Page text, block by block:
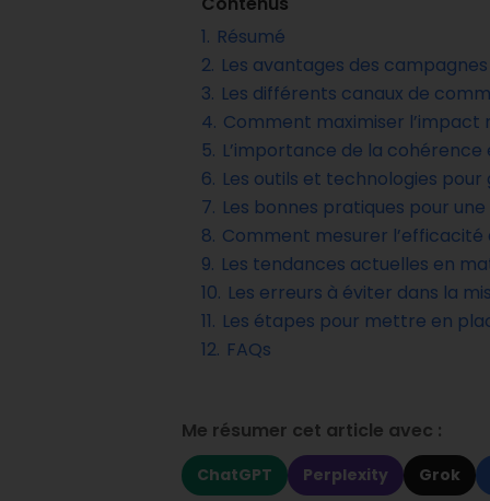
1. Résumé
2. Les avantages des
3. Les différents canaux de
4. Comment maximiser
5. L’importance de la
6. Les outils et technologies
7. Les bonnes pratiques pour
8. Comment mesurer
9. Les tendances actuelles en
10. Les erreurs à éviter dans la
11. Les étapes pour mettre en
12. FAQs
Me résumer cet article avec :
ChatGPT Perplexity Grok